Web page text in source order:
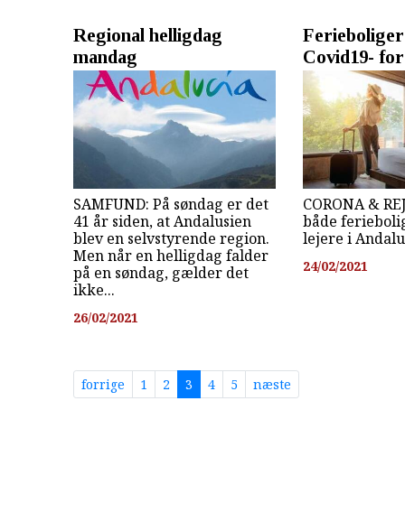
Regional helligdag
mandag
SAMFUND: På søndag er det
41 år siden, at Andalusien
blev en selvstyrende region.
Men når en helligdag falder
på en søndag, gælder det
ikke...
26/02/2021
Covid19-
CORONA &
både
lejere i
24/02/2021
forrige 1 2 3 4 5 næste